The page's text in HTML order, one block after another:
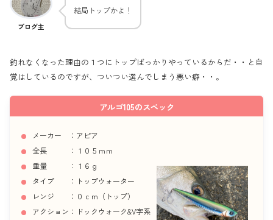
ブログ主
結局トップかよ！
釣れなくなった理由の１つにトップばっかりやっているからだ・・と自
覚はしているのですが、ついつい選んでしまう悪い癖・・。
アルゴ105のスペック
メーカー ：アピア
全長 ：１０５ｍｍ
重量 ：１６ｇ
タイプ ：トップウォーター
レンジ ：０ｃｍ（トップ）
アクション：ドックウォーク&V字系